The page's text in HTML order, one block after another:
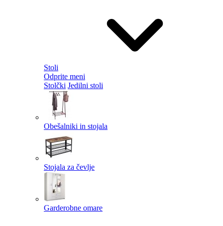
Stoli
Odprite meni
Stolčki Jedilni stoli
Obešalniki in stojala
Stojala za čevlje
Garderobne omare